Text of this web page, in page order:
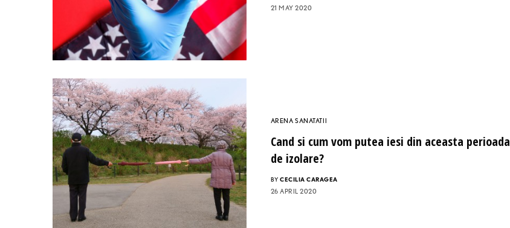
21 MAY 2020
ARENA SANATATII
Cand si cum vom putea iesi din aceasta perioada
de izolare?
BY CECILIA CARAGEA
26 APRIL 2020